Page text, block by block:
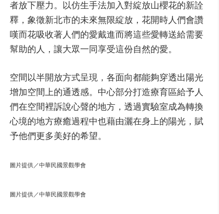
者放下壓力。以仿生手法加入對綻放山櫻花的新詮
釋，象徵新北市的未來無限綻放，花開時人們會讚
嘆而花吸收著人們的愛戴進而將這些愛轉送給需要
幫助的人，讓大眾一同享受這份自然的愛。
空間以半開放方式呈現，各面向都能夠穿透出陽光
增加空間上的通透感。中心部分打造療育區給予人
們在空間裡訴說心聲的地方，透過實驗室成為轉換
心境的地方療癒過程中也藉由灑在身上的陽光，賦
予他們更多美好的希望。
圖片提供／中華民國景觀學會
圖片提供／中華民國景觀學會